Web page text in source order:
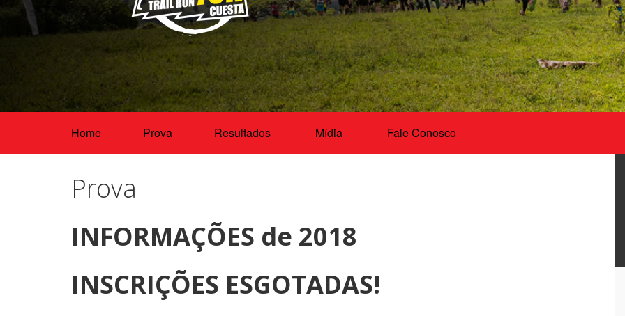
Home Prova Resultados Mídia Fale Conosco
Prova
INFORMAÇÕES de 2018
INSCRIÇÕES ESGOTADAS!